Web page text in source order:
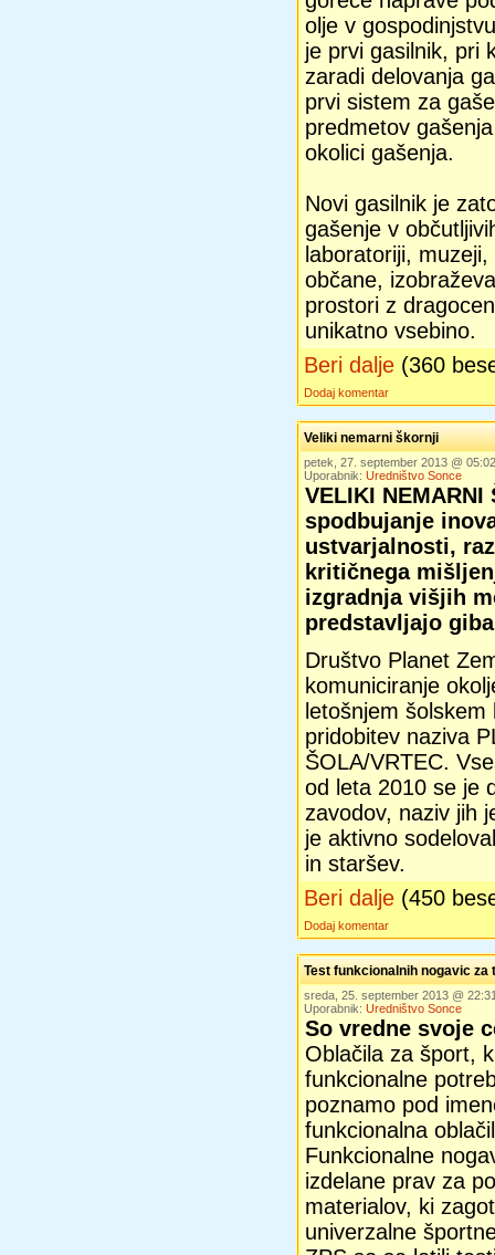
olje v
je prvi gasilnik, pri
zaradi delovanja
prvi sistem za
predmetov
okolici gašenja.
Novi gasilnik je
gašenje v
laboratoriji,
občane,
prostori z
unikatno vsebino.
Beri dalje (360
Dodaj komentar
Veliki nemarni škornji
petek, 27. september 2013 @
Uporabnik: Uredništvo Sonce
VELIKI NEMARNI
spodbujanje
ustvarjalnosti,
kritičnega
izgradnja višjih
predstavljajo
Društvo Planet
komuniciranje
letošnjem
pridobitev naziva
ŠOLA/VRTEC.
od leta 2010 se je
zavodov, naziv jih
je aktivno
in staršev.
Beri dalje (450
Dodaj komentar
Test funkcionalnih nogavic za
sreda, 25. september 2013 @
Uporabnik: Uredništvo Sonce
So vredne svoje
Oblačila za šport,
funkcionalne
poznamo pod
funkcionalna
Funkcionalne
izdelane prav za
materialov, ki
univerzalne